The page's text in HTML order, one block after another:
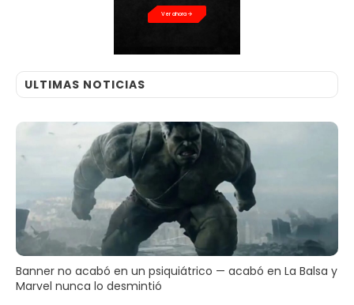
Ver ahora
ULTIMAS NOTICIAS
Banner no acabó en un psiquiátrico — acabó en La Balsa y
Marvel nunca lo desmintió